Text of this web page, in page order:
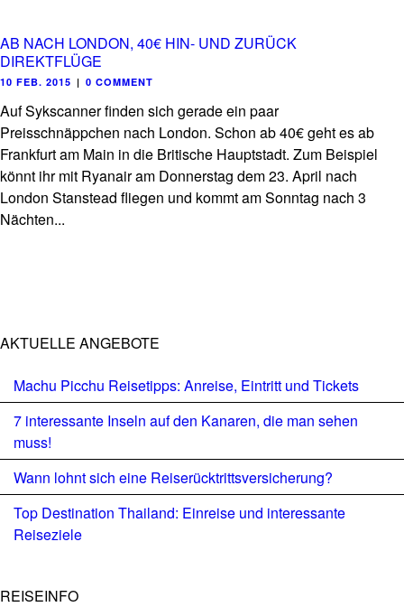
AB NACH LONDON, 40€ HIN- UND ZURÜCK
DIREKTFLÜGE
10 FEB. 2015 | 0 COMMENT
Auf Sykscanner finden sich gerade ein paar
Preisschnäppchen nach London. Schon ab 40€ geht es ab
Frankfurt am Main in die Britische Hauptstadt. Zum Beispiel
könnt ihr mit Ryanair am Donnerstag dem 23. April nach
London Stanstead fliegen und kommt am Sonntag nach 3
Nächten...
AKTUELLE ANGEBOTE
Machu Picchu Reisetipps: Anreise, Eintritt und Tickets
7 interessante Inseln auf den Kanaren, die man sehen
muss!
Wann lohnt sich eine Reiserücktrittsversicherung?
Top Destination Thailand: Einreise und interessante
Reiseziele
REISEINFO